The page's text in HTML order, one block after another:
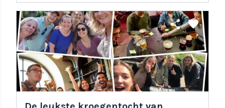
share favorite